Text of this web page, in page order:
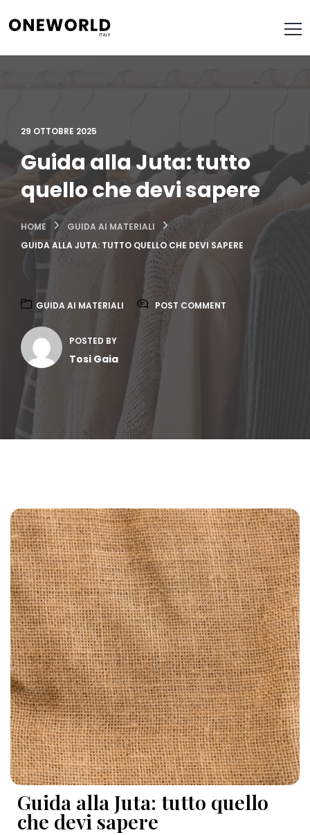
29 OTTOBRE 2025
Guida alla Juta: tutto
quello che devi sapere
HOME
GUIDA AI MATERIALI
GUIDA ALLA JUTA: TUTTO QUELLO CHE DEVI SAPERE
GUIDA AI MATERIALI POST COMMENT
POSTED BY
Tosi Gaia
Guida alla Juta: tutto quello
che devi sapere